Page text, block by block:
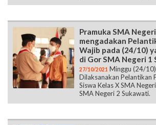
Pramuka SMA
mengadakan
Wajib pada (24/10)
di Gor SMA Negeri 1
27/10/2021 Minggu (24/
Dilaksanakan Pelantikan
Siswa Kelas X SMA
SMA Negeri 2 Sukawati.